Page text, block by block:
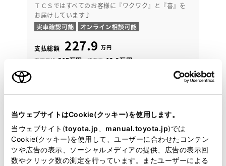
当ウェブサイトはCookie(クッキー)を使用します。
当ウェブサイト(toyota.jp manual.toyota.jp)では
Cookie(クッキー)を使用して、ユーザーに合わせたコンテン
ツや広告の表示、ソーシャルメディアの提供、広告の表示回
数やクリック数の測定を行っています。またユーザーによる
ＴＣＳではすべてのお客様に『ワクワク』と『喜』を
お届けしています♪
支払総額 227.9 万円
車両価格 215万円 諸費用 12.9万円
年式 2023年(R5年) 走行 51,000km
修復 なし 車検 車検整備付
整備 定期点検整備付 保証 ロングラン保証付